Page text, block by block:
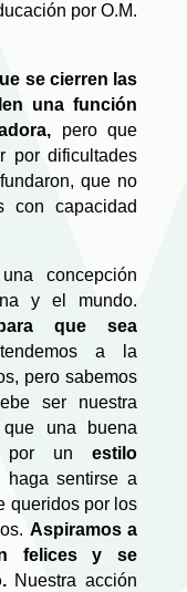
por O.M.
se cierren las
una función
pero que
por dificultades
que no
con capacidad
concepción
y el mundo.
que sea
a la
pero sabemos
ser nuestra
que una buena
por unestilo
haga sentirse a
queridos por los
Aspiramos a
felices y se
Nuestra acción